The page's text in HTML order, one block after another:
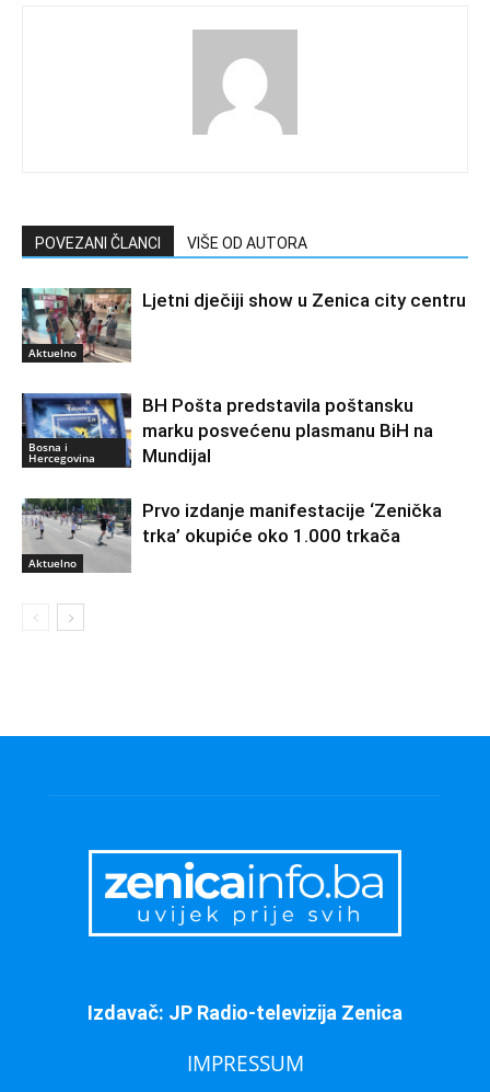
POVEZANI ČLANCI VIŠE OD AUTORA
Aktuelno
Ljetni dječiji show u Zenica city centru
Bosna i
Hercegovina
BH Pošta predstavila poštansku
marku posvećenu plasmanu BiH na
Mundijal
Aktuelno
Prvo izdanje manifestacije ‘Zenička
trka’ okupiće oko 1.000 trkača
Izdavač: JP Radio-televizija Zenica
IMPRESSUM